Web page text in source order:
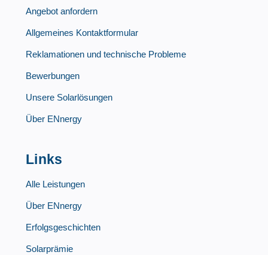
Links
Alle Leistungen
Über ENnergy
Erfolgsgeschichten
Solarprämie
Angebot anfordern
Allgemeines Kontaktformular
Reklamationen und technische Probleme
Bewerbungen
Unsere Solarlösungen
Über ENnergy